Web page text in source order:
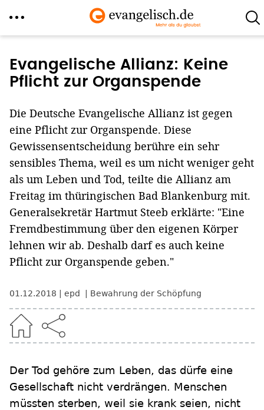
zum
Inhalt
Evangelische Allianz: Keine
Pflicht zur Organspende
Die Deutsche Evangelische Allianz ist gegen
eine Pflicht zur Organspende. Diese
Gewissensentscheidung berühre ein sehr
sensibles Thema, weil es um nicht weniger geht
als um Leben und Tod, teilte die Allianz am
Freitag im thüringischen Bad Blankenburg mit.
Generalsekretär Hartmut Steeb erklärte: "Eine
Fremdbestimmung über den eigenen Körper
lehnen wir ab. Deshalb darf es auch keine
Pflicht zur Organspende geben."
01.12.2018 epd Bewahrung der Schöpfung
Der Tod gehöre zum Leben, das dürfe eine
Gesellschaft nicht verdrängen. Menschen
müssten sterben, weil sie krank seien, nicht